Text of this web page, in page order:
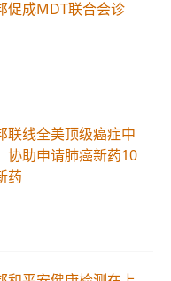
促成MDT联合会诊
联线全美顶级癌症中
协助申请肺癌新药10
药